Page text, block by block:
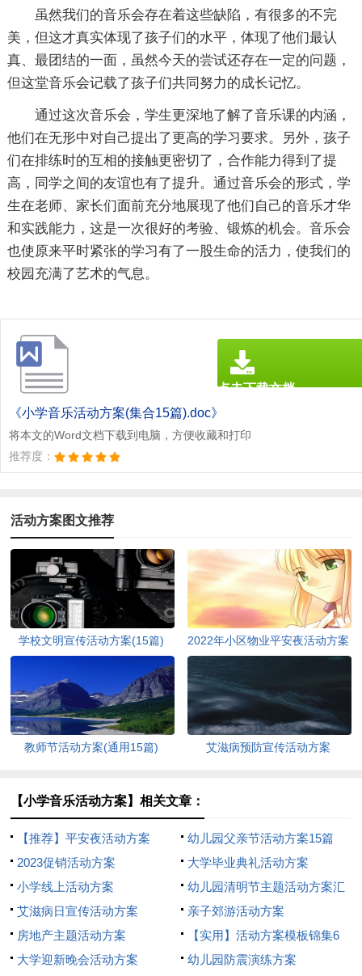
虽然我们的音乐会存在着这些缺陷，有很多的不完
美，但这才真实体现了孩子们的水平，体现了他们最认
真、最团结的一面，虽然今天的尝试还存在一定的问题，
但这堂音乐会记载了孩子们共同努力的成长记忆。
通过这次音乐会，学生更深地了解了音乐课的内涵，
他们在无形中对自己提出了更高的学习要求。另外，孩子
们在排练时的互相的接触更密切了，合作能力得到了提
高，同学之间的友谊也有了提升。通过音乐会的形式，学
生在老师、家长们面前充分地展现了他们自己的音乐才华
和实践能力，这是一次很好的考验、锻炼的机会。音乐会
也使原来平时紧张的学习有了一股生命的活力，使我们的
校园充满了艺术的气息。
《小学音乐活动方案(集合15篇).doc》
将本文的Word文档下载到电脑，方便收藏和打印
推荐度：
点击下载文档
活动方案图文推荐
学校文明宣传活动方案(15篇)
2022年小区物业平安夜活动方案
教师节活动方案(通用15篇) 艾滋病预防宣传活动方案
【小学音乐活动方案】相关文章：
【推荐】平安夜活动方案
幼儿园父亲节活动方案15篇
2023促销活动方案
大学毕业典礼活动方案
小学线上活动方案
幼儿园清明节主题活动方案汇
编12篇
艾滋病日宣传活动方案
亲子郊游活动方案
房地产主题活动方案
【实用】活动方案模板锦集6
篇
大学迎新晚会活动方案 幼儿园防震演练方案